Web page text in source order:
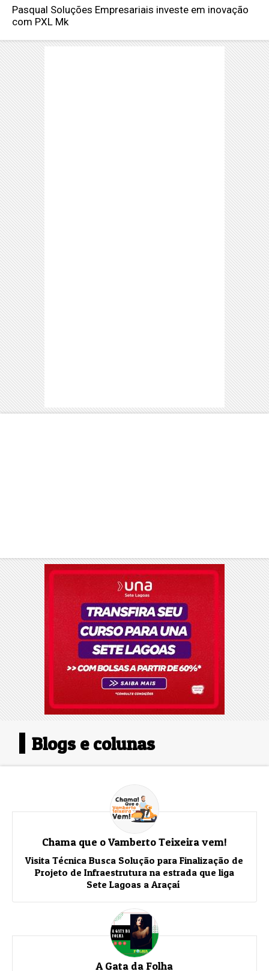
Pasqual Soluções Empresariais investe em inovação
com PXL Mk
Blogs e colunas
Chama que o Vamberto Teixeira vem!
Visita Técnica Busca Solução para Finalização de
Projeto de Infraestrutura na estrada que liga
Sete Lagoas a Araçaí
A Gata da Folha